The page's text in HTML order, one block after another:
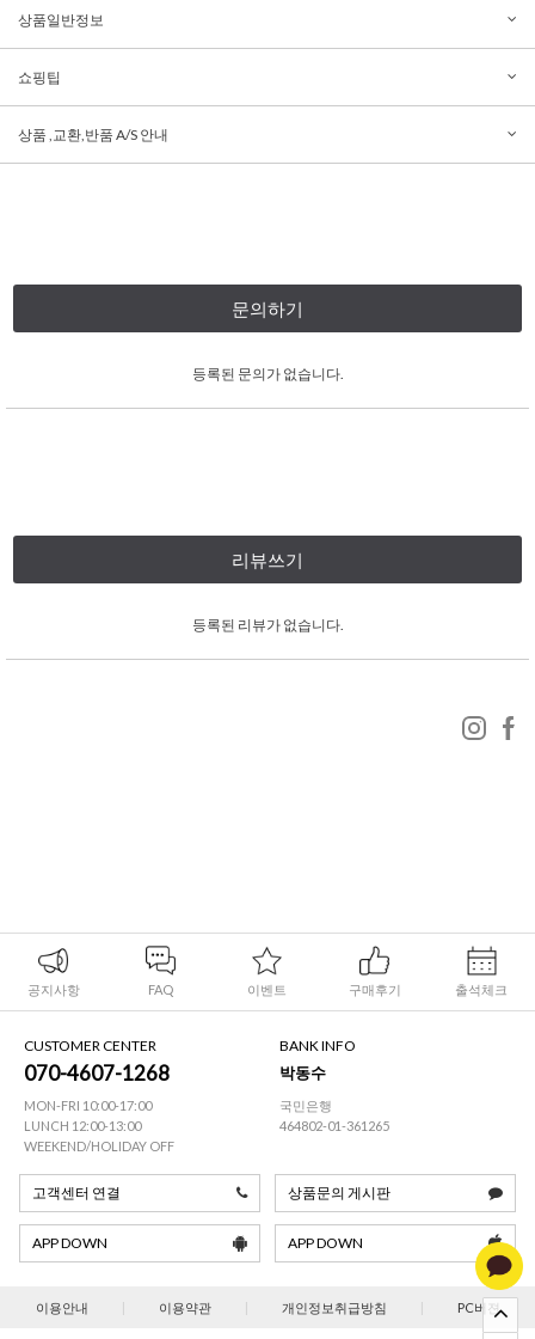
상품일반정보
쇼핑팁
상품 ,교환,반품 A/S 안내
문의하기
등록된 문의가 없습니다.
리뷰쓰기
등록된 리뷰가 없습니다.
공지사항 FAQ 이벤트 구매후기 출석체크
CUSTOMER CENTER
070-4607-1268
MON-FRI 10:00-17:00
LUNCH 12:00-13:00
WEEKEND/HOLIDAY OFF
BANK INFO
박동수
국민은행
464802-01-361265
고객센터 연결 상품문의 게시판
APP DOWN APP DOWN
이용안내 | 이용약관 | 개인정보취급방침 | PC버젼